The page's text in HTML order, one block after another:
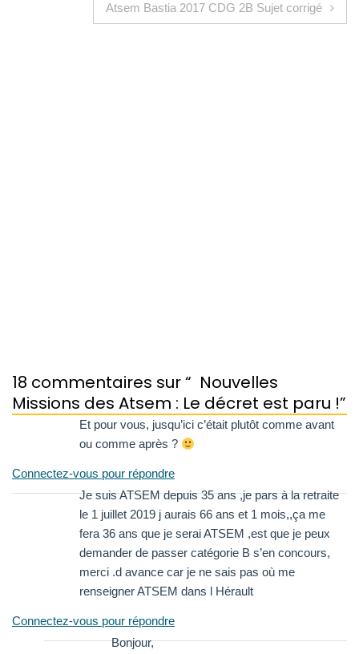
Atsem Bastia 2017 CDG 2B Sujet corrigé
18 commentaires sur “ Nouvelles
Missions des Atsem : Le décret est paru !”
Et pour vous, jusqu’ici c’était plutôt comme avant
ou comme après ?
Connectez-vous pour répondre
Je suis ATSEM depuis 35 ans ,je pars à la retraite
le 1 juillet 2019 j aurais 66 ans et 1 mois,,ça me
fera 36 ans que je serai ATSEM ,est que je peux
demander de passer catégorie B s’en concours,
merci .d avance car je ne sais pas où me
renseigner ATSEM dans l Hérault
Connectez-vous pour répondre
Bonjour,